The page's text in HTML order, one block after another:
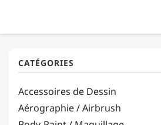
Accessoires de Dessin
Aérographie / Airbrush